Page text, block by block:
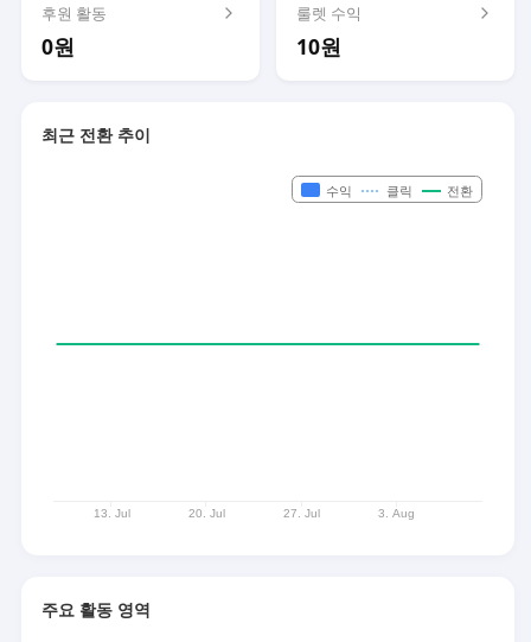
후원 활동
0원
룰렛 수익
10원
최근 전환 추이
주요 활동 영역